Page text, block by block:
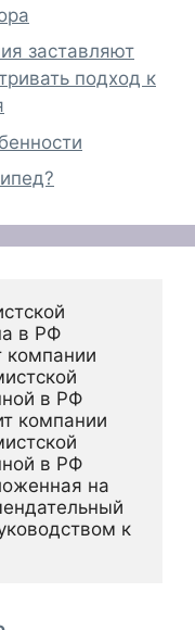
заставляют
подход к
в РФ
компании
в РФ
компании
в РФ
на
к